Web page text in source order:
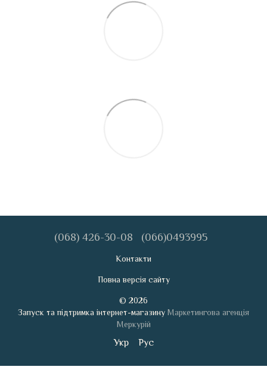
(068) 426-30-08 (066)0493995
Контакти
Повна версія сайту
© 2026
Запуск та підтримка інтернет-магазину Маркетингова агенція
Меркурій
Укр Рус